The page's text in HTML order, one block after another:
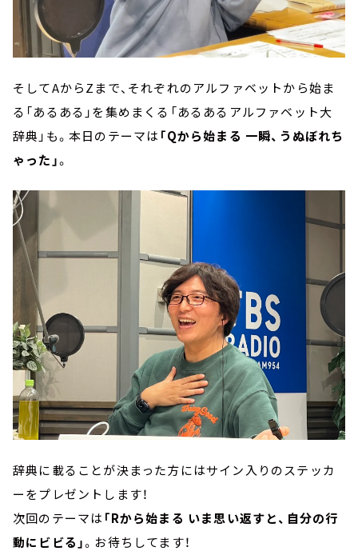
そしてAからZまで、それぞれのアルファベットから始ま
る「あるある」を集めまくる「あるあるアルファベット大
辞典」も。本日のテーマは 「Qから始まる 一瞬、うぬぼれち
ゃった」。
辞典に載ることが決まった方にはサイン入りのステッカ
ーをプレゼントします！
次回のテーマは 「Rから始まる いま思い返すと、自分の行
動にビビる」。お待ちしてます！